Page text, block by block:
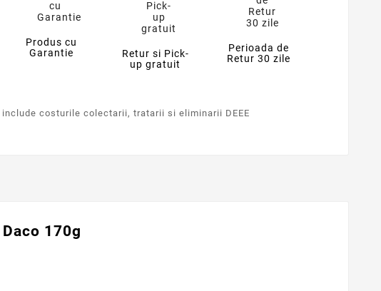
Produs cu
Garantie
Retur si Pick-
up gratuit
Perioada de
Retur 30 zile
include costurile colectarii, tratarii si eliminarii DEEE
170g